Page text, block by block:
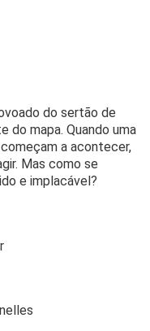
do sertão de
do mapa. Quando uma
a acontecer,
Mas como se
e implacável?